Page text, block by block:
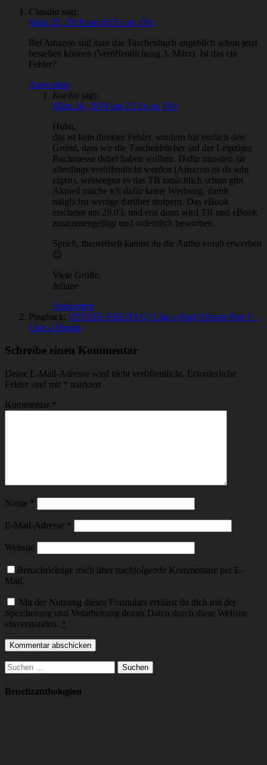
Claudia sagt:
März 22, 2019 um 6:55 p.m. Uhr
Bei Amazon soll man das Taschenbuch angeblich schon jetzt
bestellen können (Veröffentlichung 3. März). Ist das ein
Fehler?
Antworten
Koriko sagt:
März 24, 2019 um 2:13 p.m. Uhr
Huhu,
das ist kein direkter Fehler, sondern hat einfach den
Grund, dass wir die Taschenbücher auf der Leipziger
Buchmesse dabei haben wollten. Dafür mussten sie
allerdings veröffentlicht werden (Amazon ist da sehr
eigen), weswegen es das TB tatsächlich schon gibt.
Aktuell mache ich dafür keine Werbung, damit
möglichst wenige darüber stolpern. Das eBook
erscheint am 29.03. und erst dann wird TB und eBook
zusammengefügt und ordentlich beworben.
Sprich, theoretisch kannst du die Antho vorab erwerben
😉
Viele Grüße,
Juliane
Antworten
Pingback: [ZITATE-FREITAG] Like a (bad) Dream Part 1 –
Like a Dream
Schreibe einen Kommentar
Deine E-Mail-Adresse wird nicht veröffentlicht. Erforderliche
Felder sind mit * markiert
Kommentar *
Name *
E-Mail-Adresse *
Website
Benachrichtige mich über nachfolgende Kommentare per E-
Mail.
Mit der Nutzung dieses Formulars erklärst du dich mit der
Speicherung und Verarbeitung deiner Daten durch diese Website
einverstanden. *
Suchen
nach:
Benefizanthologien